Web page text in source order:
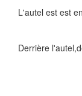
L'autel est est
Derrière